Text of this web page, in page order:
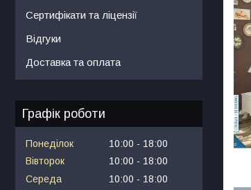
Сертифікати та ліцензії
Відгуки
Доставка та оплата
Графік роботи
Понеділок 10:00
18:00
Вівторок
10:00
18:00
Середа
10:00
18:00